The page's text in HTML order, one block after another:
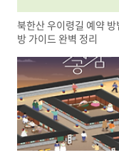
북한산 우이령길 예약
방 가이드 완벽 정리